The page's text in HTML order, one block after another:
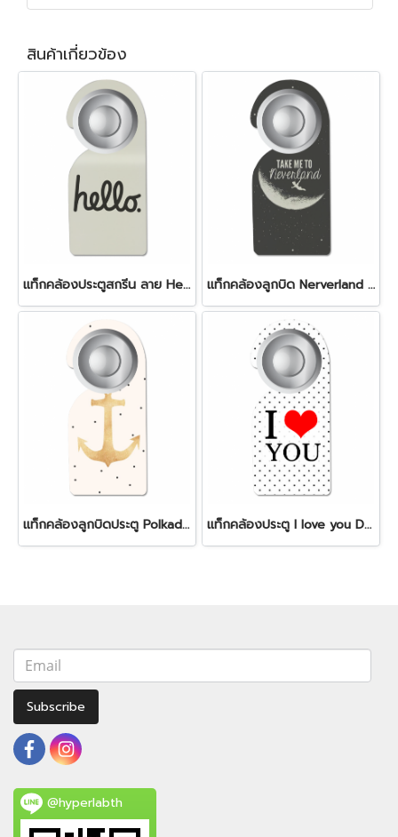
สินค้าเกี่ยวข้อง
แท็กคล้องประตูสกรีน ลาย Hello สีครีม แท็กคล้องลูกบิด Nerverland door tag
แท็กคล้องลูกบิดประตู Polkadot door tag แท็กคล้องประตู I love you Door Tag
Subscribe
@hyperlabth